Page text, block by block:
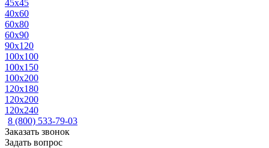
45x45
40x60
60x80
60x90
90x120
100x100
100x150
100x200
120x180
120x200
120x240
8 (800) 533-79-03
Заказать звонок
Задать вопрос